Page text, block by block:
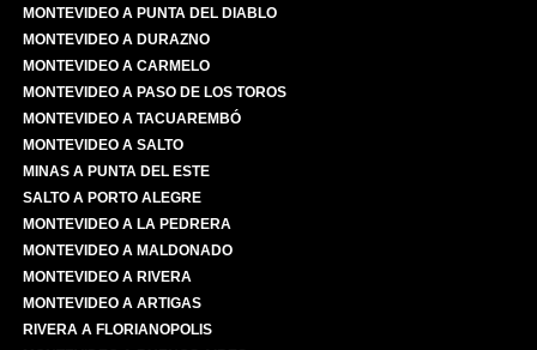
MONTEVIDEO A PUNTA DEL DIABLO
MONTEVIDEO A DURAZNO
MONTEVIDEO A CARMELO
MONTEVIDEO A PASO DE LOS TOROS
MONTEVIDEO A TACUAREMBÓ
MONTEVIDEO A SALTO
MINAS A PUNTA DEL ESTE
SALTO A PORTO ALEGRE
MONTEVIDEO A LA PEDRERA
MONTEVIDEO A MALDONADO
MONTEVIDEO A RIVERA
MONTEVIDEO A ARTIGAS
RIVERA A FLORIANOPOLIS